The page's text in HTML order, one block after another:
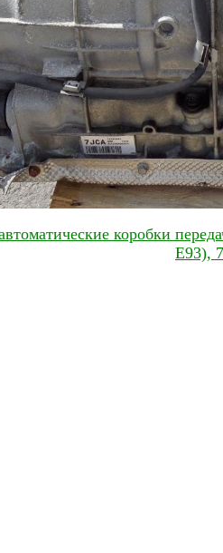
коробки
E93),